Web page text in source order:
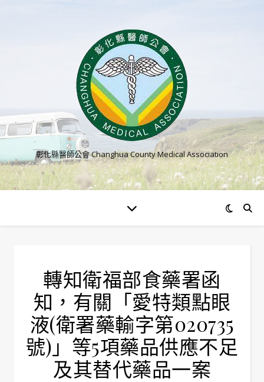
彰化縣醫師公會 Changhua County Medical Association
轉知衛福部食藥署函
知，有關「愛特類點眼
液(衛署藥輸字第020735
號)」等5項藥品供應不足
及其替代藥品一案